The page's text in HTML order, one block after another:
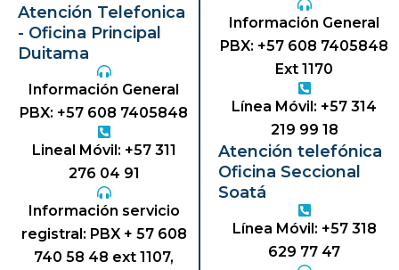
Atención Telefonica
- Oficina Principal
Duitama
Información General
PBX: +57 608 7405848
Lineal Móvil: +57 311
276 04 91
Información servicio
registral: PBX + 57 608
740 58 48 ext 1107,
Información General
PBX: +57 608 7405848
Ext 1170
Línea Móvil: +57 314
219 99 18
Atención telefónica
Oficina Seccional
Soatá
Línea Móvil: +57 318
629 77 47